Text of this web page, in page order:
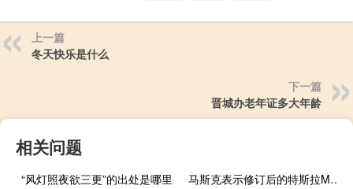
上一篇
冬天快乐是什么
下一篇
晋城办老年证多大年龄
相关问题
“风灯照夜欲三更”的出处是哪里
马斯克表示修订后的特斯拉ModelS只会配备一个轭